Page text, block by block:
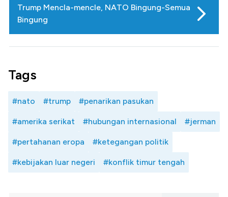
Trump Mencla-mencle, NATO Bingung-Semua
Bingung
Tags
#nato #trump #penarikan pasukan
#amerika serikat #hubungan internasional #jerman
#pertahanan eropa #ketegangan politik
#kebijakan luar negeri #konflik timur tengah